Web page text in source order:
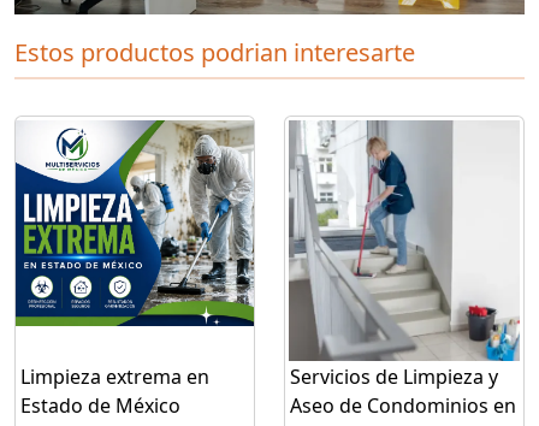
Estos productos podrian interesarte
Limpieza extrema en
Estado de México
Servicios de Limpieza y
Aseo de Condominios en